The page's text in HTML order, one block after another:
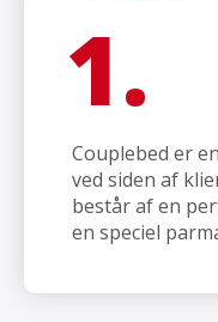
1.
Couplebed er
ved siden af
består af en
en speciel